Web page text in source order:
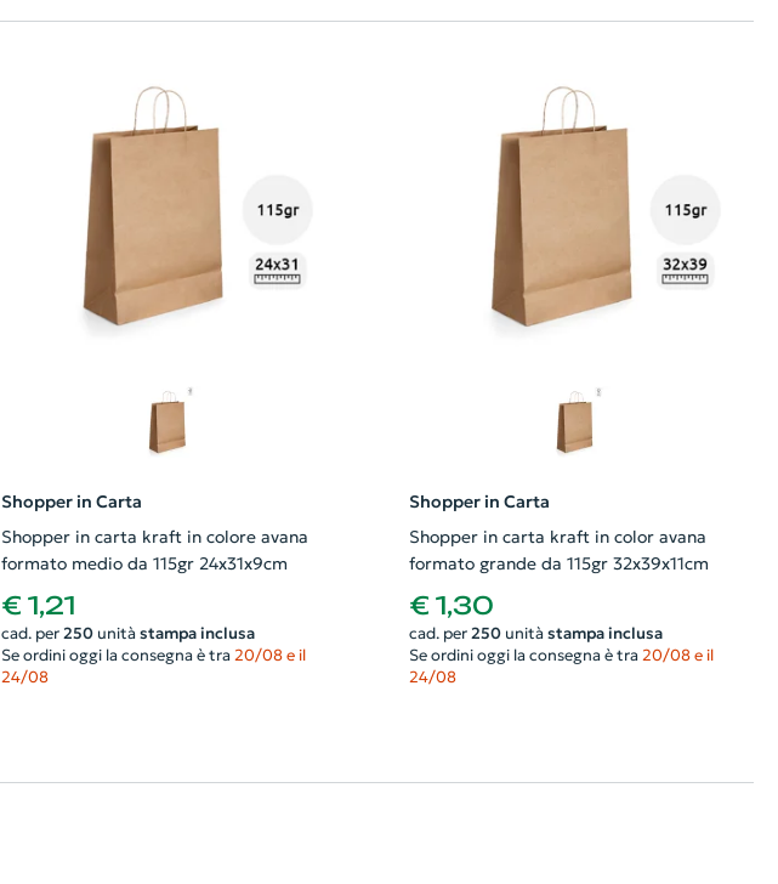
Shopper in Carta
Shopper in carta kraft in colore avana
formato medio da 115gr 24x31x9cm
€ 1,21
cad. per 250unità stampa inclusa
Se ordini oggi la consegna è tra 20/08 e il
24/08
Shopper in Carta
Shopper in carta kraft in color avana
formato grande da 115gr 32x39x11cm
€ 1,30
cad. per 250unità stampa inclusa
Se ordini oggi la consegna è tra 20/08 e il
24/08